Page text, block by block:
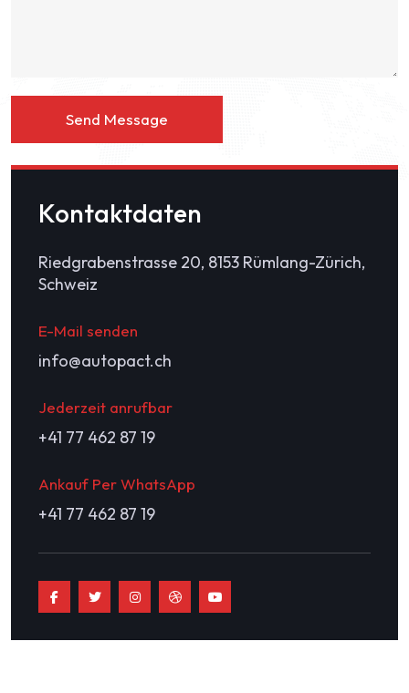
Send Message
Kontaktdaten
Riedgrabenstrasse 20, 8153 Rümlang-Zürich,
Schweiz
E-Mail senden
info@autopact.ch
Jederzeit anrufbar
+41 77 462 87 19
Ankauf Per WhatsApp
+41 77 462 87 19